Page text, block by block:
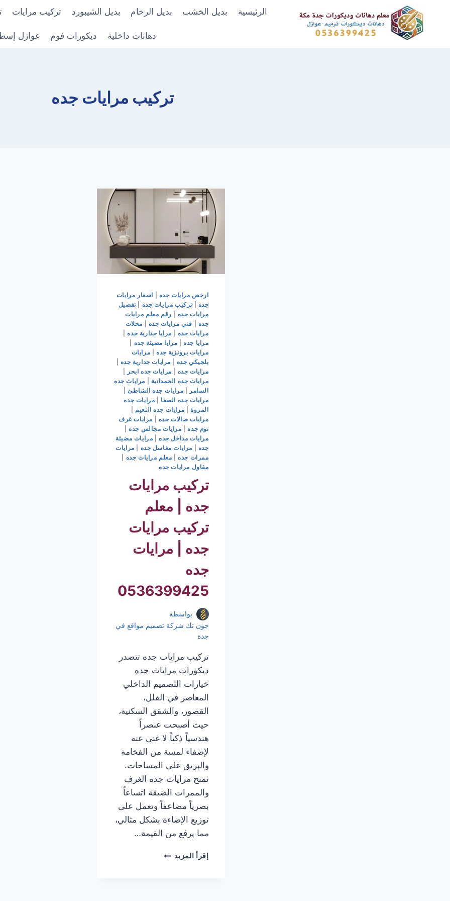
المحتوى
الرئيسية بديل الخشب بديل الرخام بديل الشيبورد تركيب مرايات
دهانات داخلية ديكورات فوم عوازل
تركيب مرايات جده
ارخص مرايات جده
اسعار مرايات
جده
تركيب مرايات جده |تفصيل
مرايات جده
رقم معلم مرايات
جده
فني مرايات جده
محلات
مرايات جده
مرايا جدارية جده|
مرايا جده| مرايا مضيئة جده
مرايات برونزية جده
مرايات
بلجيكي جده
مرايات جدارية جده
مرايات جده
مرايات جده ابحر
مرايات جده الحمدانية
مرايات جده
السامر
مرايات جده الشاطئ|
مرايات جده الصفا
مرايات جده
المروة| مرايات جده النعيم
مرايات صالات جده
مرايات غرف
نوم جده| مرايات مجالس جده|
مرايات مداخل جده| مرايات مضيئة
جده
مرايات مغاسل جده
مرايات
ممرات جده| معلم مرايات جده
مقاول مرايات جده
تركيب مرايات
جده | معلم
تركيب مرايات
جده | مرايات
جده
0536399425
بواسطة
جون تك شركة تصميم مواقع في
جدة
تركيب مرايات جده تتصدر
ديكورات مرايات جده
خيارات التصميم الداخلي
المعاصر في الفلل،
القصور، والشقق السكنية،
حيث أصبحت عنصراً
هندسياً ذكياً لا غنى عنه
لإضفاء لمسة من الفخامة
والبريق على المساحات.
تمنح مرايات جده الغرف
والممرات الضيقة اتساعاً
بصرياً مضاعفاً وتعمل على
توزيع الإضاءة بشكل مثالي،
مما يرفع من القيمة…
إقرأ المزيد تركيب